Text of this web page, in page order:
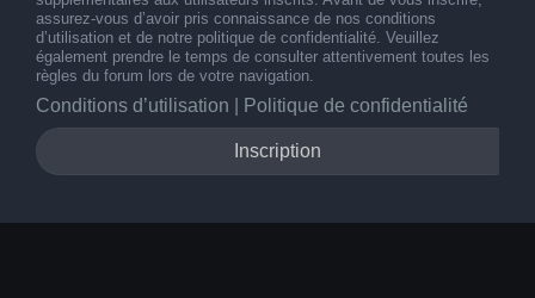
assurez-vous d’avoir pris connaissance de nos conditions
d’utilisation et de notre politique de confidentialité. Veuillez
également prendre le temps de consulter attentivement toutes les
règles du forum lors de votre navigation.
Conditions d’utilisation Politique de confidentialité
Inscription